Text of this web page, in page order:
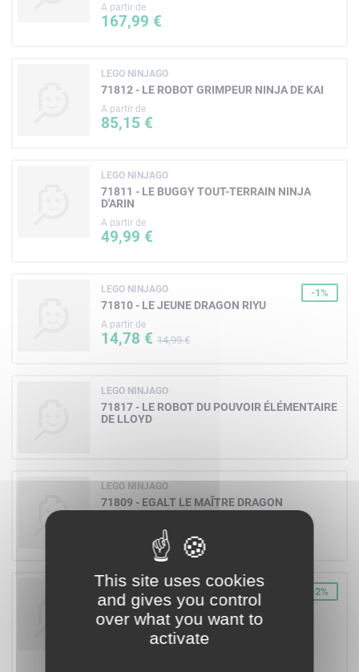
A partir de
167,99 €
LEGO NINJAGO
71812 - LE ROBOT GRIMPEUR NINJA DE KAI
A partir de
85,15 €
LEGO NINJAGO
71811 - LE BUGGY TOUT-TERRAIN NINJA
D'ARIN
A partir de
49,99 €
LEGO NINJAGO
71810 - LE JEUNE DRAGON RIYU
A partir de
14,78 € 14,99 €
-1%
LEGO NINJAGO
71817 - LE ROBOT DU POUVOIR ÉLÉMENTAIRE
DE LLOYD
LEGO NINJAGO
71809 - EGALT LE MAÎTRE DRAGON
LEGO NINJAGO
71815 - LA BATAILLE DU DRAGON
SOURCE DE KAI
37,39 €
-2%
This site uses cookies
and gives you control
over what you want to
activate